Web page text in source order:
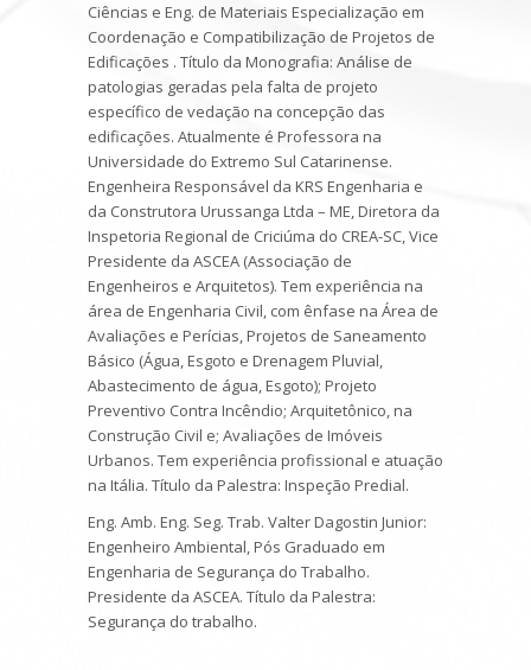
Ciências e Eng. de Materiais Especialização em
Coordenação e Compatibilização de Projetos de
Edificações . Título da Monografia: Análise de
patologias geradas pela falta de projeto
específico de vedação na concepção das
edificações. Atualmente é Professora na
Universidade do Extremo Sul Catarinense.
Engenheira Responsável da KRS Engenharia e
da Construtora Urussanga Ltda – ME, Diretora da
Inspetoria Regional de Criciúma do CREA-SC, Vice
Presidente da ASCEA (Associação de
Engenheiros e Arquitetos). Tem experiência na
área de Engenharia Civil, com ênfase na Área de
Avaliações e Perícias, Projetos de Saneamento
Básico (Água, Esgoto e Drenagem Pluvial,
Abastecimento de água, Esgoto); Projeto
Preventivo Contra Incêndio; Arquitetônico, na
Construção Civil e; Avaliações de Imóveis
Urbanos. Tem experiência profissional e atuação
na Itália. Título da Palestra: Inspeção Predial.
Eng. Amb. Eng. Seg. Trab. Valter Dagostin Junior:
Engenheiro Ambiental, Pós Graduado em
Engenharia de Segurança do Trabalho.
Presidente da ASCEA. Título da Palestra:
Segurança do trabalho.